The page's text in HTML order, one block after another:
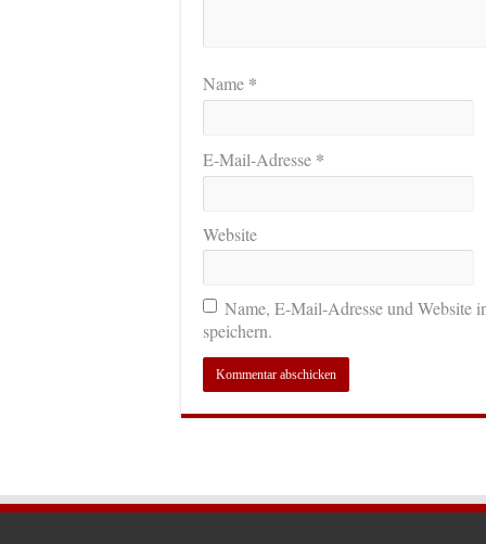
Name *
E-Mail-Adresse *
Website
Name, E-Mail-Adresse und Website
speichern.